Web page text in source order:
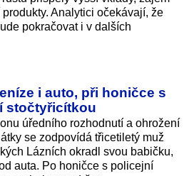
Analytici očekávají, že
pokračovat i v dalších
i auto, při honičce s
stočtyřicítkou
úředního rozhodnutí a ohrožení
se zodpovídá třicetiletý muž
Lázních okradl svou babičku,
auta. Po honičce s policejní